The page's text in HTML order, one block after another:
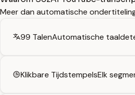
Meer dan automatische
99 TalenAutomatische
Klikbare TijdstempelsElk